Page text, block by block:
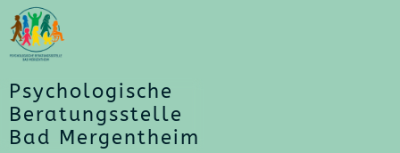
Psychologische
Beratungsstelle
Bad Mergentheim